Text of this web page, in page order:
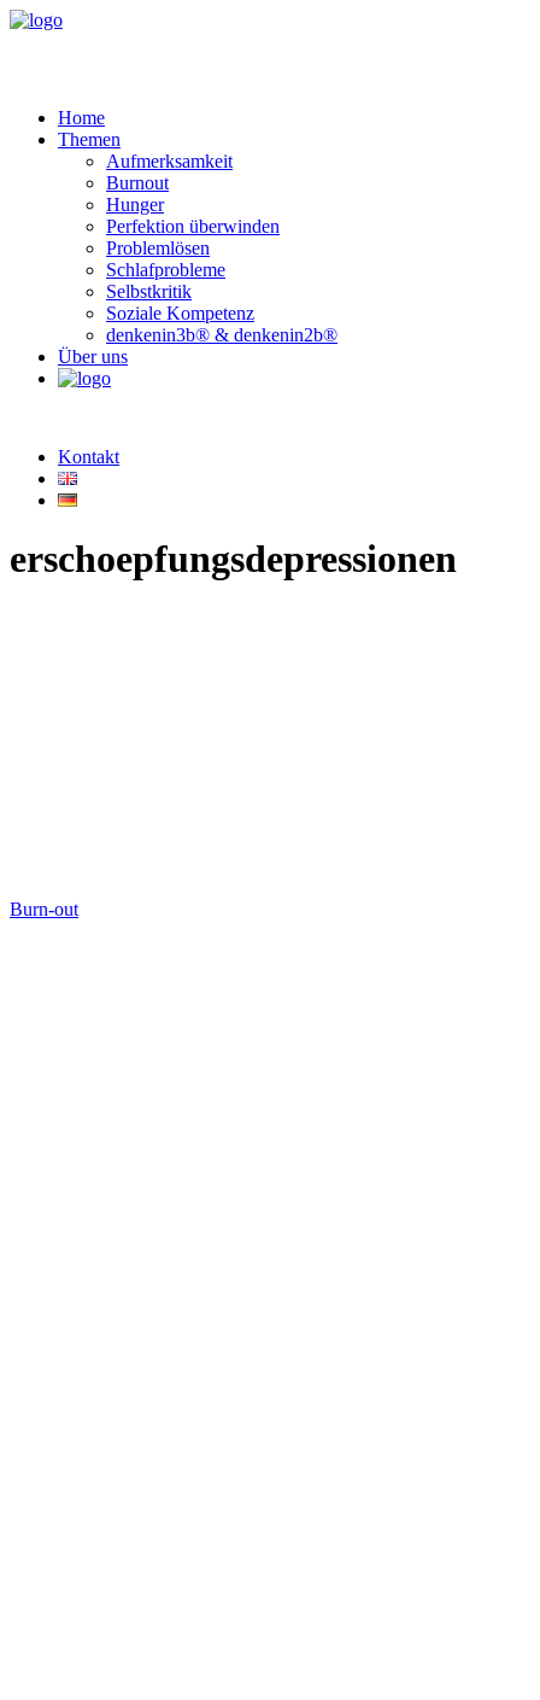
Home
Themen
Aufmerksamkeit
Burnout
Hunger
Perfektion überwinden
Problemlösen
Schlafprobleme
Selbstkritik
Soziale Kompetenz
denkenin3b® & denkenin2b®
Über uns
Kontakt
erschoepfungsdepressionen
Burn-out